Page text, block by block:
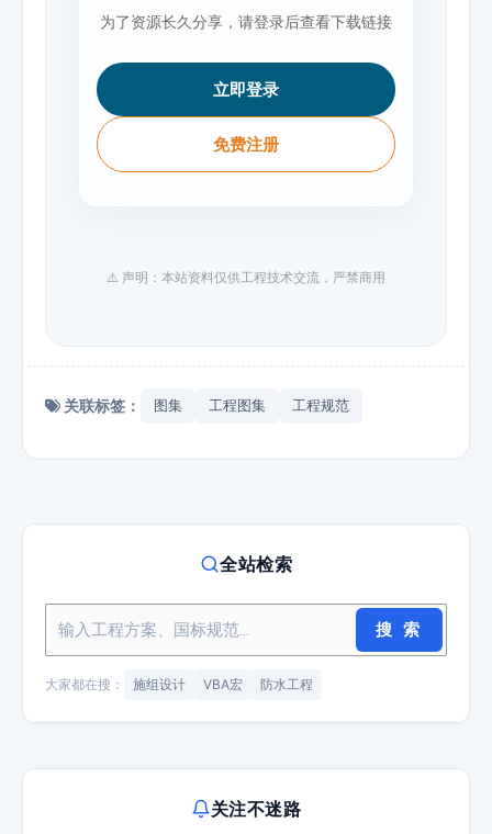
为了资源长久分享，请登录后查看下载链接
立即登录
免费注册
⚠️ 声明：本站资料仅供工程技术交流，严禁商用
关联标签： 图集 工程图集 工程规范
全站检索
搜 索
大家都在搜： 施组设计 VBA宏 防水工程
关注不迷路